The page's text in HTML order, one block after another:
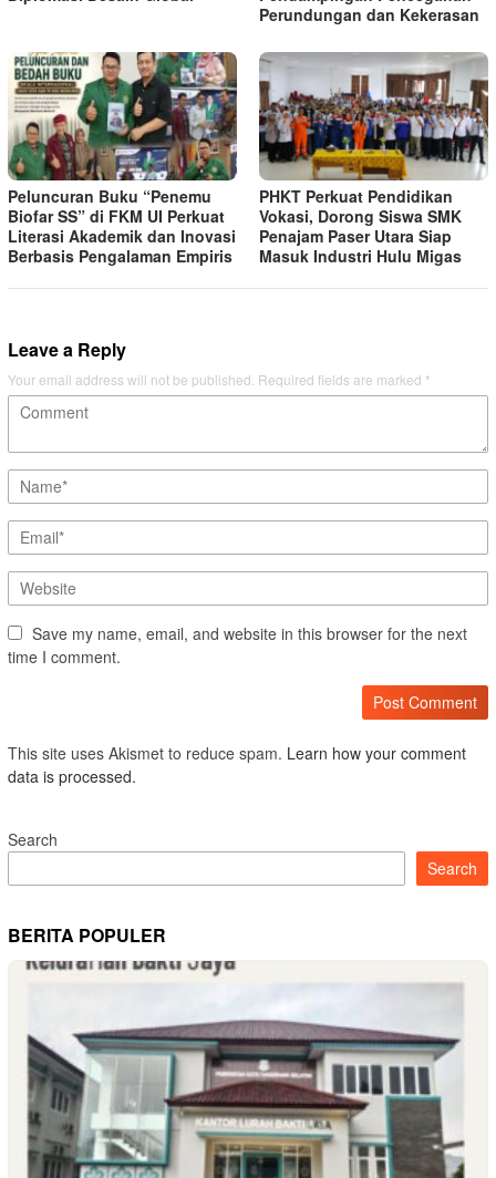
Perundungan dan Kekerasan
Peluncuran Buku “Penemu
Biofar SS” di FKM UI Perkuat
Literasi Akademik dan Inovasi
Berbasis Pengalaman Empiris
PHKT Perkuat Pendidikan
Vokasi, Dorong Siswa SMK
Penajam Paser Utara Siap
Masuk Industri Hulu Migas
Leave a Reply
Your email address will not be published. Required fields are marked *
Save my name, email, and website in this browser for the next
time I comment.
This site uses Akismet to reduce spam. Learn how your comment
data is processed.
Search
Search
BERITA POPULER